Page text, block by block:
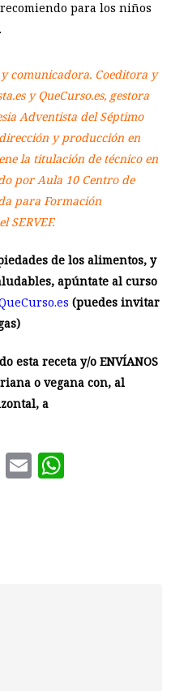
para los niños
comunicadora. Coeditora y
y QueCurso.es, gestora
Adventista del Séptimo
y producción en
la titulación de técnico en
por Aula 10 Centro de
para Formación
SERVEF.
de los alimentos, y
apúntate al curso
(puedes invitar
esta receta y/o ENVÍANOS
o vegana con, al
a
Email